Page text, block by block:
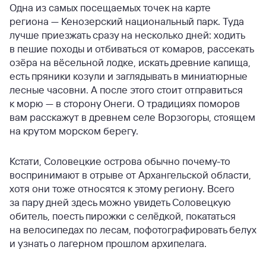
Одна из самых посещаемых точек на карте
региона — Кенозерский национальный парк. Туда
лучше приезжать сразу на несколько дней: ходить
в пешие походы и отбиваться от комаров, рассекать
озёра на вёсельной лодке, искать древние капища,
есть пряники козули и заглядывать в миниатюрные
лесные часовни. А после этого стоит отправиться
к морю — в сторону Онеги. О традициях поморов
вам расскажут в древнем селе Ворзогоры, стоящем
на крутом морском берегу.
Кстати, Соловецкие острова обычно почему-то
воспринимают в отрыве от Архангельской области,
хотя они тоже относятся к этому региону. Всего
за пару дней здесь можно увидеть Соловецкую
обитель, поесть пирожки с селёдкой, покататься
на велосипедах по лесам, пофотографировать белух
и узнать о лагерном прошлом архипелага.